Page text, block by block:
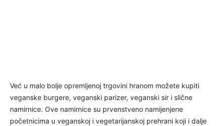
Već u malo bolje opremljenoj trgovini hranom možete kupiti
veganske burgere, veganski parizer, veganski sir i slične
namirnice. Ove namirnice su prvenstveno namijenjene
početnicima u veganskoj i vegetarijanskoj prehrani koji i dalje